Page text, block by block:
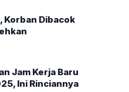
Korban Dibacok
Jam Kerja Baru
Ini Rinciannya